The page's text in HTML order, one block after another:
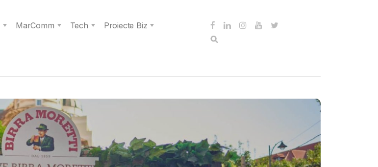
MarComm Tech
Proiecte Biz